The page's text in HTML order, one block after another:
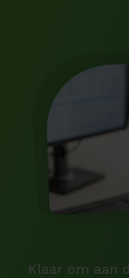
Klaar om aan